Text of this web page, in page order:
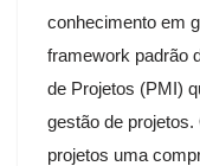
conhecimento em
framework padrão
de Projetos (PMI)
gestão de
projetos uma